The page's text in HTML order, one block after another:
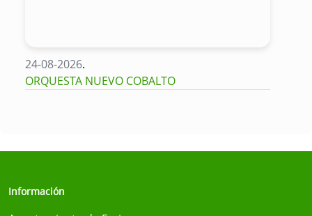
24-08-2026.
ORQUESTA NUEVO COBALTO
Información